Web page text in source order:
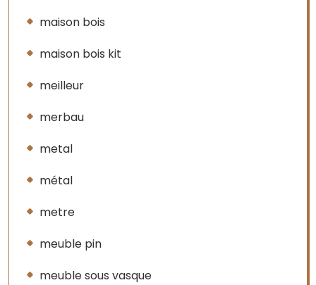
maison bois
maison bois kit
meilleur
merbau
metal
métal
metre
meuble pin
meuble sous vasque